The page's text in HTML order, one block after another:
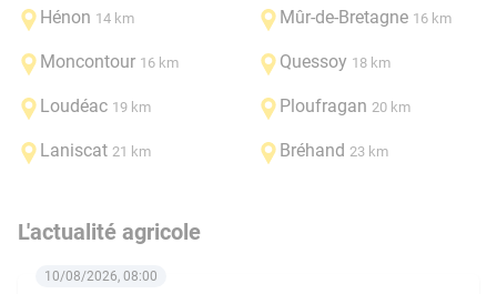
Hénon 14 km Mûr-de-Bretagne 16 km
Moncontour 16 km Quessoy 18 km
Loudéac 19 km Ploufragan 20 km
Laniscat 21 km Bréhand 23 km
L'actualité agricole
10/08/2026, 08:00